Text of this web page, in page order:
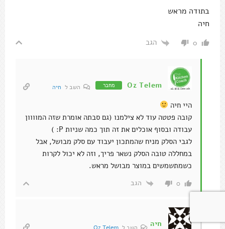
בתודה מראש
חיה
0 הגב
Oz Telem מחבר השב ל חיה
היי חיה
קובה פטטה עוד לא צילמנו (גם סבתה אומרת שזה המוווון
עבודה ובסוף אוכלים את זה תוך כמה שניות P: )
לגבי הסלק מניח שהמתכון יעבוד עם סלק מבושל, אבל
במחללה טובה הסלק נשאר פריך, וזה לא יכול לקרות
כשמתשמשים במוצר מבושל מראש.
0 הגב
חיה השב לOz Telem